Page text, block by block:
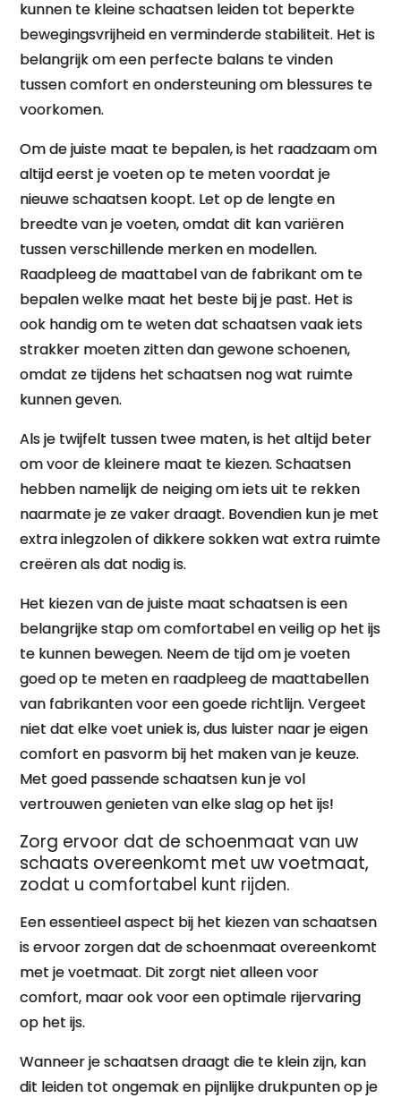
kunnen te kleine schaatsen leiden tot beperkte
bewegingsvrijheid en verminderde stabiliteit. Het is
belangrijk om een perfecte balans te vinden
tussen comfort en ondersteuning om blessures te
voorkomen.
Om de juiste maat te bepalen, is het raadzaam om
altijd eerst je voeten op te meten voordat je
nieuwe schaatsen koopt. Let op de lengte en
breedte van je voeten, omdat dit kan variëren
tussen verschillende merken en modellen.
Raadpleeg de maattabel van de fabrikant om te
bepalen welke maat het beste bij je past. Het is
ook handig om te weten dat schaatsen vaak iets
strakker moeten zitten dan gewone schoenen,
omdat ze tijdens het schaatsen nog wat ruimte
kunnen geven.
Als je twijfelt tussen twee maten, is het altijd beter
om voor de kleinere maat te kiezen. Schaatsen
hebben namelijk de neiging om iets uit te rekken
naarmate je ze vaker draagt. Bovendien kun je met
extra inlegzolen of dikkere sokken wat extra ruimte
creëren als dat nodig is.
Het kiezen van de juiste maat schaatsen is een
belangrijke stap om comfortabel en veilig op het ijs
te kunnen bewegen. Neem de tijd om je voeten
goed op te meten en raadpleeg de maattabellen
van fabrikanten voor een goede richtlijn. Vergeet
niet dat elke voet uniek is, dus luister naar je eigen
comfort en pasvorm bij het maken van je keuze.
Met goed passende schaatsen kun je vol
vertrouwen genieten van elke slag op het ijs!
Zorg ervoor dat de schoenmaat van uw
schaats overeenkomt met uw voetmaat,
zodat u comfortabel kunt rijden.
Een essentieel aspect bij het kiezen van schaatsen
is ervoor zorgen dat de schoenmaat overeenkomt
met je voetmaat. Dit zorgt niet alleen voor
comfort, maar ook voor een optimale rijervaring
op het ijs.
Wanneer je schaatsen draagt die te klein zijn, kan
dit leiden tot ongemak en pijnlijke drukpunten op je